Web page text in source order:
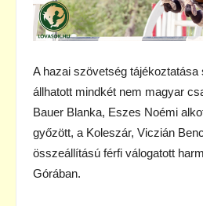
A hazai szövetség tájékoztatása
állhatott mindkét nem magyar
Bauer Blanka, Eszes Noémi
győzött, a Koleszár, Viczián
összeállítású férfi válogatott
Górában.